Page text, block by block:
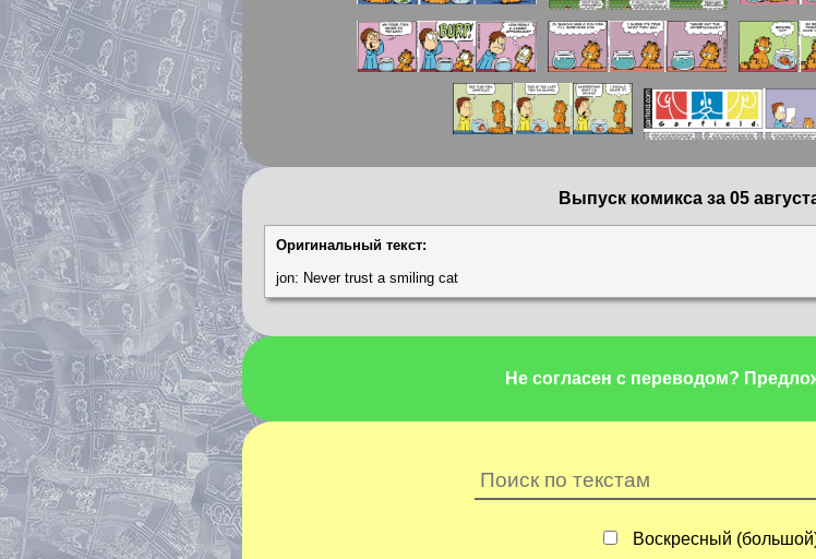
Выпуск комикса за 05
Оригинальный текст:
jon: Never trust a smiling cat
Не согласен с переводом?
Воскресный